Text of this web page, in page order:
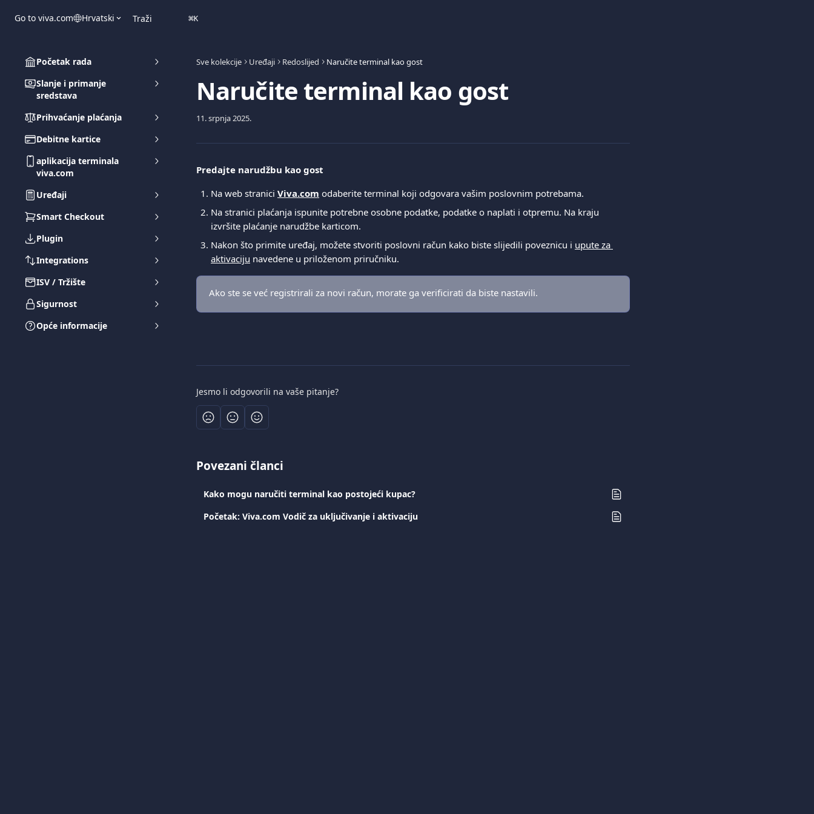
Go to viva.com Hrvatski Traži ⌘K
Početak rada
Slanje i primanje
sredstava
Prihvaćanje plaćanja
Debitne kartice
aplikacija terminala
viva.com
Uređaji
Smart Checkout
Plugin
Integrations
ISV / Tržište
Sigurnost
Opće informacije
Sve kolekcije Uređaji Redoslijed Naručite terminal kao gost
Naručite terminal kao gost
11. srpnja 2025.
Predajte narudžbu kao gost
Na web stranici Viva.com odaberite terminal koji odgovara vašim poslovnim potrebama.
Na stranici plaćanja ispunite potrebne osobne podatke, podatke o naplati i otpremu. Na kraju
izvršite plaćanje narudžbe karticom.
Nakon što primite uređaj, možete stvoriti poslovni račun kako biste slijedili poveznicu i upute za
aktivaciju navedene u priloženom priručniku.
Ako ste se već registrirali za novi račun, morate ga verificirati da biste nastavili.
Jesmo li odgovorili na vaše pitanje?
Povezani članci
Kako mogu naručiti terminal kao postojeći kupac?
Početak: Viva.com Vodič za uključivanje i aktivaciju